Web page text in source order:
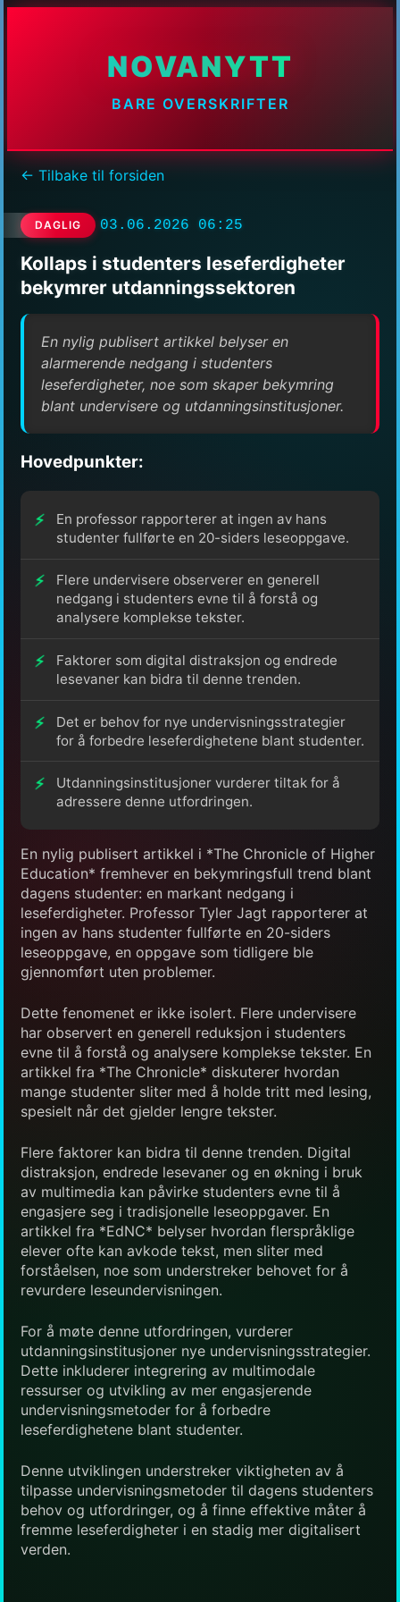
NOVANYTT
BARE OVERSKRIFTER
← Tilbake til forsiden
DAGLIG 03.06.2026 06:25
Kollaps i studenters leseferdigheter
bekymrer utdanningssektoren
En nylig publisert artikkel belyser en
alarmerende nedgang i studenters
leseferdigheter, noe som skaper bekymring
blant undervisere og utdanningsinstitusjoner.
Hovedpunkter:
En professor rapporterer at ingen av hans
studenter fullførte en 20-siders leseoppgave.
Flere undervisere observerer en generell
nedgang i studenters evne til å forstå og
analysere komplekse tekster.
Faktorer som digital distraksjon og endrede
lesevaner kan bidra til denne trenden.
Det er behov for nye undervisningsstrategier
for å forbedre leseferdighetene blant studenter.
Utdanningsinstitusjoner vurderer tiltak for å
adressere denne utfordringen.
En nylig publisert artikkel i *The Chronicle of Higher
Education* fremhever en bekymringsfull trend blant
dagens studenter: en markant nedgang i
leseferdigheter. Professor Tyler Jagt rapporterer at
ingen av hans studenter fullførte en 20-siders
leseoppgave, en oppgave som tidligere ble
gjennomført uten problemer.
Dette fenomenet er ikke isolert. Flere undervisere
har observert en generell reduksjon i studenters
evne til å forstå og analysere komplekse tekster. En
artikkel fra *The Chronicle* diskuterer hvordan
mange studenter sliter med å holde tritt med lesing,
spesielt når det gjelder lengre tekster.
Flere faktorer kan bidra til denne trenden. Digital
distraksjon, endrede lesevaner og en økning i bruk
av multimedia kan påvirke studenters evne til å
engasjere seg i tradisjonelle leseoppgaver. En
artikkel fra *EdNC* belyser hvordan flerspråklige
elever ofte kan avkode tekst, men sliter med
forståelsen, noe som understreker behovet for å
revurdere leseundervisningen.
For å møte denne utfordringen, vurderer
utdanningsinstitusjoner nye undervisningsstrategier.
Dette inkluderer integrering av multimodale
ressurser og utvikling av mer engasjerende
undervisningsmetoder for å forbedre
leseferdighetene blant studenter.
Denne utviklingen understreker viktigheten av å
tilpasse undervisningsmetoder til dagens studenters
behov og utfordringer, og å finne effektive måter å
fremme leseferdigheter i en stadig mer digitalisert
verden.